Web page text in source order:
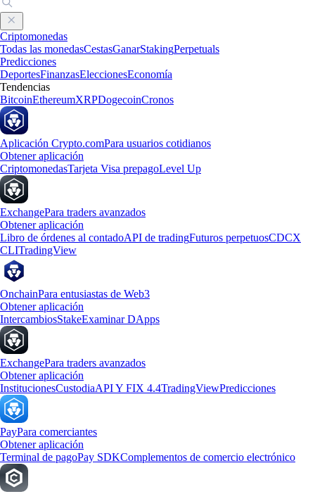
Criptomonedas
Todas las monedasCestasGanarStakingPerpetuals
Predicciones
DeportesFinanzasEleccionesEconomía
Tendencias
BitcoinEthereumXRPDogecoinCronos
Aplicación Crypto.comPara usuarios cotidianos
Obtener aplicación
CriptomonedasTarjeta Visa prepagoLevel Up
ExchangePara traders avanzados
Obtener aplicación
Libro de órdenes al contadoAPI de tradingFuturos perpetuosCDCX
CLITradingView
OnchainPara entusiastas de Web3
Obtener aplicación
IntercambiosStakeExaminar DApps
ExchangePara traders avanzados
Obtener aplicación
InstitucionesCustodiaAPI Y FIX 4.4TradingViewPredicciones
PayPara comerciantes
Obtener aplicación
Terminal de pagoPay SDKComplementos de comercio electrónico